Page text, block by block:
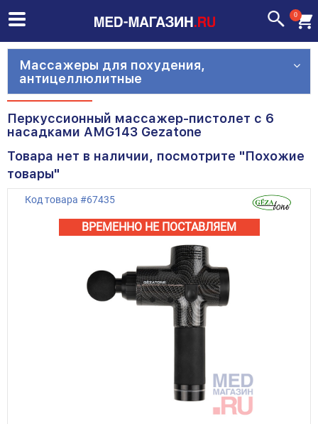
0
Массажеры для похудения,
антицеллюлитные
Перкуcсионный массажер-пистолет с 6
насадками AMG143 Gezatone
Товара нет в наличии, посмотрите "Похожие
товары"
Код товара #67435
ВРЕМЕННО НЕ ПОСТАВЛЯЕМ